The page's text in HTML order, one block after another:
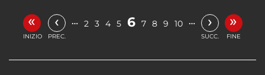
«
INIZIO
‹
PREC.
… 2 3 4 5 6 7 8 9 10 … ›
SUCC.
»
FINE